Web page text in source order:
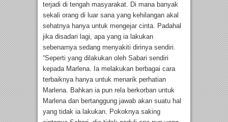
terjadi di tengah masyarakat. Di mana banyak
sekali orang di luar sana yang kehilangan akal
sehatnya hanya untuk mengejar cinta. Padahal
jika disadari lagi, apa yang ia lakukan
sebenarnya sedang menyakiti dirinya sendiri.
“Seperti yang dilakukan oleh Sabari sendiri
kepada Marlena. Ia melakukan berbagai cara
terbaiknya hanya untuk menarik perhatian
Marlena. Bahkan ia pun rela berkorban untuk
Marlena dan bertanggung jawab akan suatu hal
yang tidak ia lakukan. Pokoknya saking